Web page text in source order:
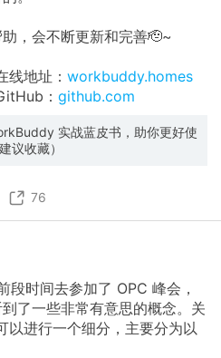
，会不断更新和完善🫡~
地址： workbuddy.homes
： github.com
实战蓝皮书，助你更好使
议收藏）
76
段时间去参加了 OPC 峰会，
了一些非常有意思的概念。关
以进行一个细分，主要分为以